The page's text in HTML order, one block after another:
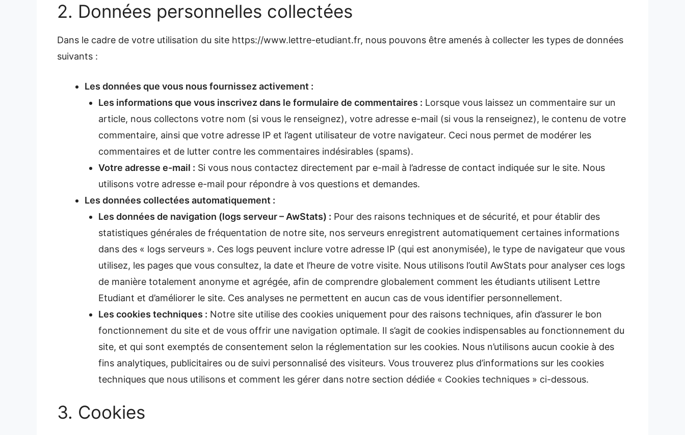
2. Données personnelles collectées
Dans le cadre de votre utilisation du site https://www.lettre-etudiant.fr, nous pouvons être amenés à collecter les types de données
suivants :
Les données que vous nous fournissez activement :
Les informations que vous inscrivez dans le formulaire de commentaires : Lorsque vous laissez un commentaire sur un
article, nous collectons votre nom (si vous le renseignez), votre adresse e-mail (si vous la renseignez), le contenu de votre
commentaire, ainsi que votre adresse IP et l’agent utilisateur de votre navigateur. Ceci nous permet de modérer les
commentaires et de lutter contre les commentaires indésirables (spams).
Votre adresse e-mail : Si vous nous contactez directement par e-mail à l’adresse de contact indiquée sur le site. Nous
utilisons votre adresse e-mail pour répondre à vos questions et demandes.
Les données collectées automatiquement :
Les données de navigation (logs serveur – AwStats) : Pour des raisons techniques et de sécurité, et pour établir des
statistiques générales de fréquentation de notre site, nos serveurs enregistrent automatiquement certaines informations
dans des « logs serveurs ». Ces logs peuvent inclure votre adresse IP (qui est anonymisée), le type de navigateur que vous
utilisez, les pages que vous consultez, la date et l’heure de votre visite. Nous utilisons l’outil AwStats pour analyser ces logs
de manière totalement anonyme et agrégée, afin de comprendre globalement comment les étudiants utilisent Lettre
Etudiant et d’améliorer le site. Ces analyses ne permettent en aucun cas de vous identifier personnellement.
Les cookies techniques : Notre site utilise des cookies uniquement pour des raisons techniques, afin d’assurer le bon
fonctionnement du site et de vous offrir une navigation optimale. Il s’agit de cookies indispensables au fonctionnement du
site, et qui sont exemptés de consentement selon la réglementation sur les cookies. Nous n’utilisons aucun cookie à des
fins analytiques, publicitaires ou de suivi personnalisé des visiteurs. Vous trouverez plus d’informations sur les cookies
techniques que nous utilisons et comment les gérer dans notre section dédiée « Cookies techniques » ci-dessous.
3. Cookies